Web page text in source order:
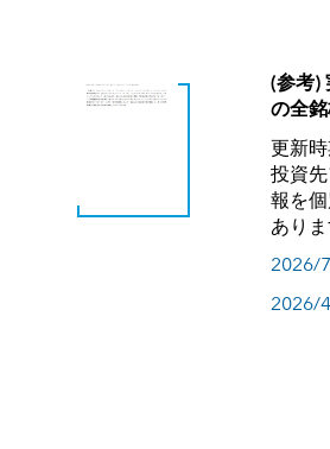
(参考)
の全
更新
投資
報を
ありま
2026/
2026/